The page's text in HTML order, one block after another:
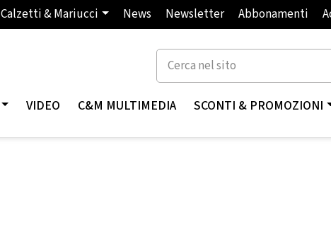
Calzetti & Mariucci News Newsletter Abbonamenti
VIDEO C&M MULTIMEDIA SCONTI & PROMOZIONI